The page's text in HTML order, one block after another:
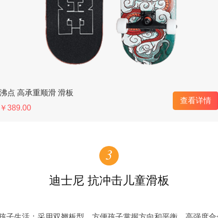
沸点 高承重顺滑 滑板
￥389.00
查看详情
3
迪士尼 抗冲击儿童滑板